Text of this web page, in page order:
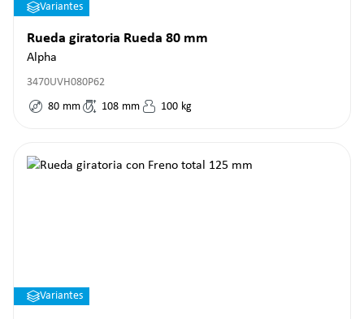
Variantes
Rueda giratoria Rueda 80 mm
Alpha
3470UVH080P62
80 mm 108 mm 100 kg
Variantes